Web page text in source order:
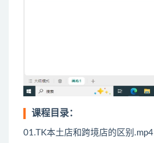
课程目录：
01.TK本土店和跨境店的区别.mp4